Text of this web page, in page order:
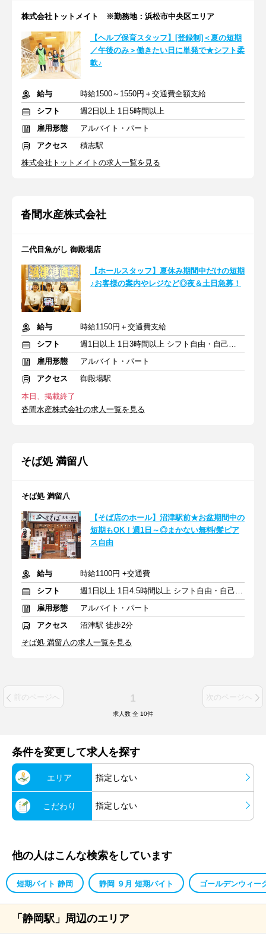
株式会社トットメイト ※勤務地：浜松市中央区エリア
【ヘルプ保育スタッフ】[登録制]＜夏の短期
／午後のみ＞働きたい日に単発で★シフト柔
軟♪
給与
時給1500～1550円＋交通費全額支給
シフト
週2日以上 1日5時間以上
雇用形態
アルバイト・パート
アクセス
積志駅
株式会社トットメイトの求人一覧を見る
沓間水産株式会社
二代目魚がし 御殿場店
【ホールスタッフ】夏休み期間中だけの短期
♪お客様の案内やレジなど◎夜＆土日急募！
給与
時給1150円＋交通費支給
シフト
週1日以上 1日3時間以上 シフト自由・自己申告
雇用形態
アルバイト・パート
アクセス
御殿場駅
本日、掲載終了
沓間水産株式会社の求人一覧を見る
そば処 満留八
そば処 満留八
【そば店のホール】沼津駅前★お盆期間中の
短期もOK！週1日～◎まかない無料/髪ピア
ス自由
給与
時給1100円 +交通費
シフト
週1日以上 1日4.5時間以上 シフト自由・自己申告
雇用形態
アルバイト・パート
アクセス
沼津駅 徒歩2分
そば処 満留八の求人一覧を見る
前のページへ 1 次のページへ
求人数 全 10件
条件を変更して求人を探す
エリア 指定しない
こだわり 指定しない
他の人はこんな検索をしています
短期バイト 静岡 静岡 ９月 短期バイト ゴールデンウィー
「静岡駅」周辺のエリア